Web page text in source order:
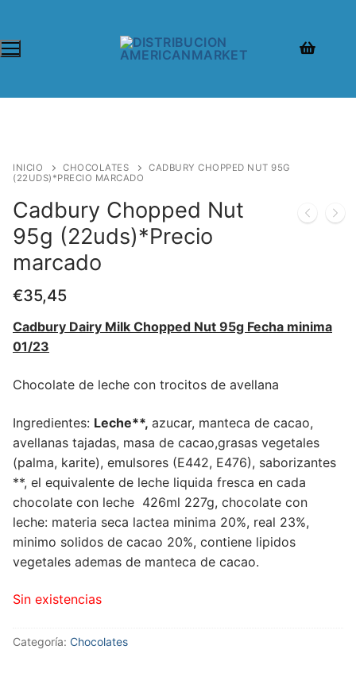
INICIO CHOCOLATES
CADBURY CHOPPED NUT 95G
(22UDS)*PRECIO MARCADO
Cadbury Chopped Nut
95g (22uds)*Precio
marcado
€35,45
Cadbury Dairy Milk Chopped Nut 95g Fecha minima
01/23
Chocolate de leche con trocitos de avellana
Ingredientes: Leche**, azucar, manteca de cacao,
avellanas tajadas, masa de cacao,grasas vegetales
(palma, karite), emulsores (E442, E476), saborizantes
**, el equivalente de leche liquida fresca en cada
chocolate con leche 426ml 227g, chocolate con
leche: materia seca lactea minima 20%, real 23%,
minimo solidos de cacao 20%, contiene lipidos
vegetales ademas de manteca de cacao.
Sin existencias
Categoría: Chocolates